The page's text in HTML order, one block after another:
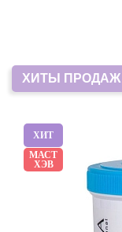
ХИТЫ ПРОДАЖ
ХИТ
МАСТ
ХЭВ